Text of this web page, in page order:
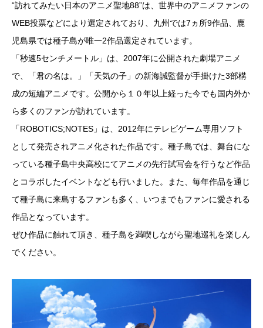
“訪れてみたい日本のアニメ聖地88”は、世界中のアニメファンの
WEB投票などにより選定されており、九州では7ヵ所9作品、鹿
児島県では種子島が唯一2作品選定されています。
「秒速5センチメートル」は、2007年に公開された劇場アニメ
で、「君の名は。」「天気の子」の新海誠監督が手掛けた3部構
成の短編アニメです。公開から１０年以上経った今でも国内外か
ら多くのファンが訪れています。
「ROBOTICS;NOTES」は、2012年にテレビゲーム専用ソフト
として発売されアニメ化された作品です。種子島では、舞台にな
っている種子島中央高校にてアニメの先行試写会を行うなど作品
とコラボしたイベントなども行いました。また、毎年作品を通じ
て種子島に来島するファンも多く、いつまでもファンに愛される
作品となっています。
ぜひ作品に触れて頂き、種子島を満喫しながら聖地巡礼を楽しん
でください。